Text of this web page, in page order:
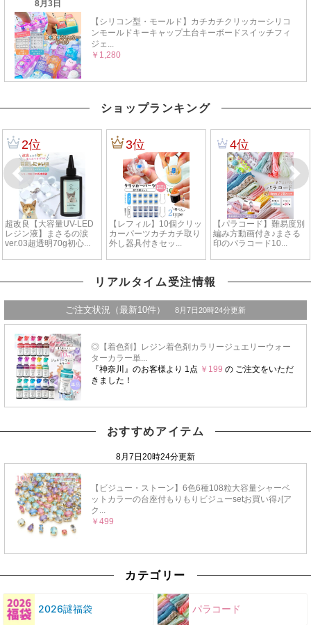
ショップランキング
リアルタイム受注情報
おすすめアイテム
カテゴリー
2026謎福袋 パラコード